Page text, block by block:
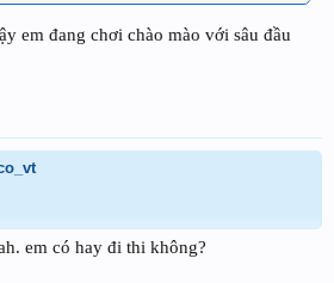
trời
em đang chơi chào mào với sâu đầu
em có hay đi thi không?